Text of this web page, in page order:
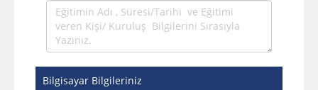
Bilgisayar Bilgileriniz